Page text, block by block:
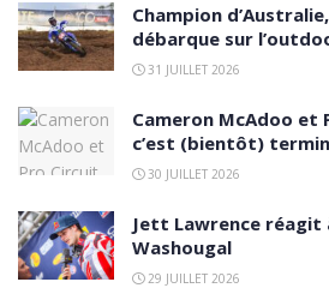
Champion
débarque sur
31 JUILLET 2026
Cameron McAdoo et
c’est (bientôt)
30 JUILLET 2026
Jett Lawrence réagit
Washougal
29 JUILLET 2026